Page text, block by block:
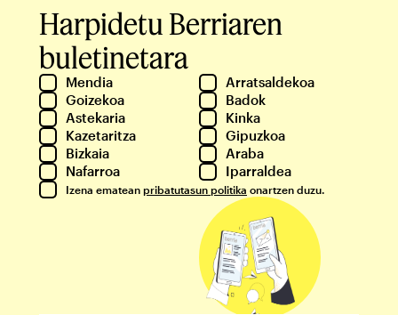
Harpidetu Berriaren
buletinetara
Mendia
Arratsaldekoa
Goizekoa
Badok
Astekaria
Kinka
Kazetaritza
Gipuzkoa
Bizkaia
Araba
Nafarroa
Iparraldea
Izena ematean pribatutasun politika onartzen duzu.